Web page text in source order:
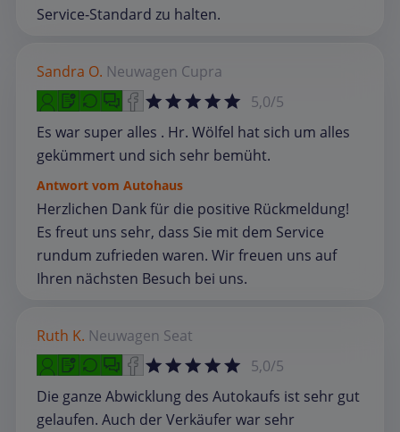
Service‑Standard zu halten.
Sandra O. Neuwagen Cupra
5,0/5
Es war super alles . Hr. Wölfel hat sich um alles
gekümmert und sich sehr bemüht.
Antwort vom Autohaus
Herzlichen Dank für die positive Rückmeldung!
Es freut uns sehr, dass Sie mit dem Service
rundum zufrieden waren. Wir freuen uns auf
Ihren nächsten Besuch bei uns.
Ruth K. Neuwagen Seat
5,0/5
Die ganze Abwicklung des Autokaufs ist sehr gut
gelaufen. Auch der Verkäufer war sehr